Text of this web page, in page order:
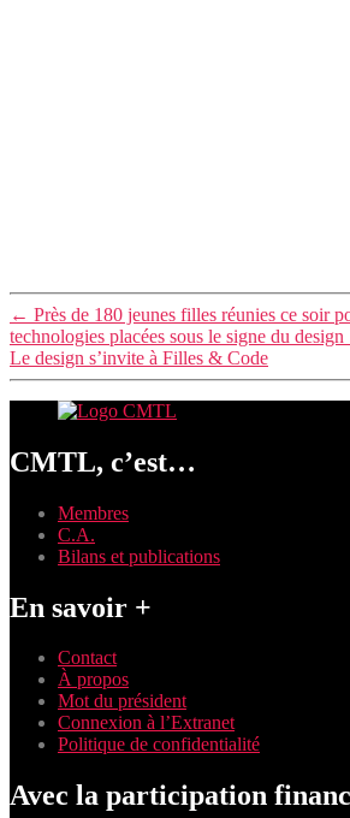
← Près de 180 jeunes filles réunies ce soir
technologies placées sous le signe du design
Le design s’invite à Filles & Code
CMTL, c’est…
Membres
C.A.
Bilans et publications
En savoir +
Contact
À propos
Mot du président
Connexion à l’Extranet
Politique de confidentialité
Avec la participation